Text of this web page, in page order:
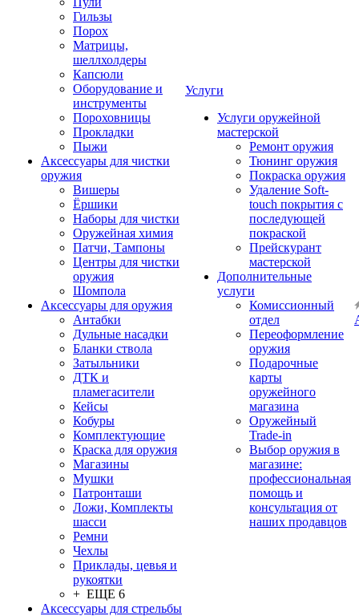
Гильзы
Порох
Матрицы,
шеллхолдеры
Капсюли
Оборудование и
инструменты
Пороховницы
Прокладки
Пыжи
Аксессуары для чистки
оружия
Вишеры
Ёршики
Наборы для чистки
Оружейная химия
Патчи, Тампоны
Центры для чистки
оружия
Шомпола
Аксессуары для оружия
Антабки
Дульные насадки
Бланки ствола
Затыльники
ДТК и
пламегасители
Кейсы
Кобуры
Комплектующие
Краска для оружия
Магазины
Мушки
Патронташи
Ложи, Комплекты
шасси
Ремни
Чехлы
Приклады, цевья и
рукоятки
+ ЕЩЕ 6
Аксессуары для стрельбы
Услуги
Услуги оружейной
мастерской
Ремонт оружия
Тюнинг оружия
Покраска оружия
Удаление Soft-
touch покрытия с
последующей
покраской
Прейскурант
мастерской
Дополнительные
услуги
Комиссионный
отдел
Переоформление
оружия
Подарочные
карты
оружейного
магазина
Оружейный
Trade-in
Выбор оружия в
магазине:
профессиональная
помощь и
консультация от
наших продавцов